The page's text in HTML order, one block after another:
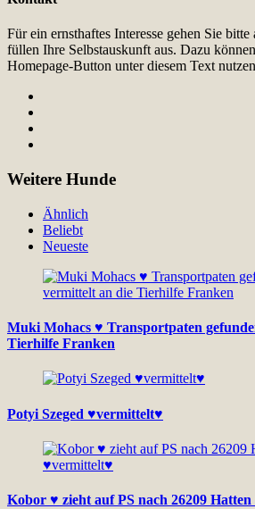
Für ein ernsthaftes Interesse gehen Sie
füllen Ihre Selbstauskunft aus. Dazu
Homepage-Button unter diesem Text
Weitere Hunde
Ähnlich
Beliebt
Neueste
Muki Mohacs ♥ Transportpaten
Tierhilfe Franken
Potyi Szeged ♥vermittelt♥
Kobor ♥ zieht auf PS nach 26209